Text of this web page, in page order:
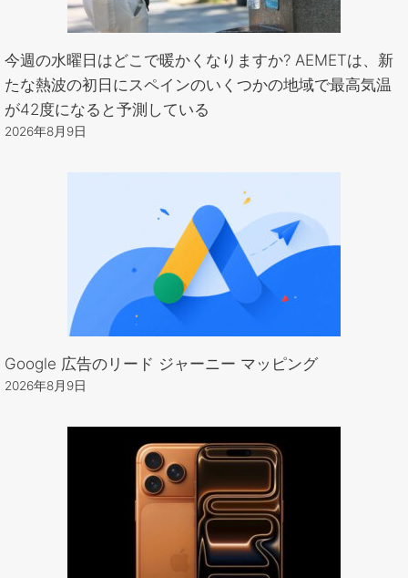
今週の水曜日はどこで暖かくなりますか? AEMETは、新
たな熱波の初日にスペインのいくつかの地域で最高気温
が42度になると予測している
2026年8月9日
Google 広告のリード ジャーニー マッピング
2026年8月9日